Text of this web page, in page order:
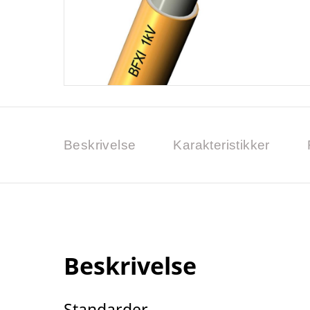
Beskrivelse Karakteristikker
Beskrivelse